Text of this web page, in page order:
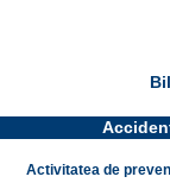
Activitatea de